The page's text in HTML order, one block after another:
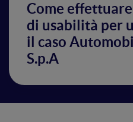
Come effettuare
di usabilità per
il caso
S.p.A